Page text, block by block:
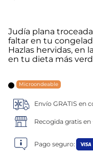
Judía plana
faltar en tu
Hazlas hervidas, en
en tu dieta más
Microondeable
Envío GRATIS en
Recogida gratis en
Pago seguro:
5. verduras
6. croquetas
7. canelones
8. gambon